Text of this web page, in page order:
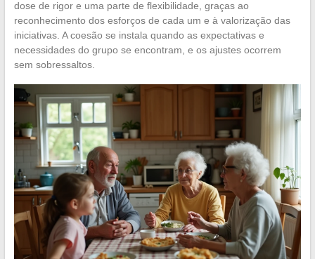
dose de rigor e uma parte de flexibilidade, graças ao
reconhecimento dos esforços de cada um e à valorização das
iniciativas. A coesão se instala quando as expectativas e
necessidades do grupo se encontram, e os ajustes ocorrem
sem sobressaltos.